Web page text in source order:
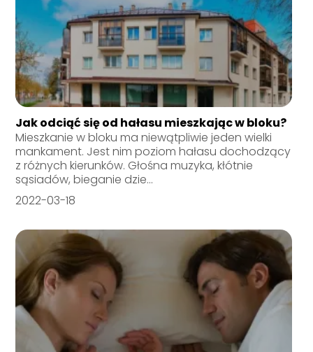
Jak odciąć się od hałasu mieszkając w bloku?
Mieszkanie w bloku ma niewątpliwie jeden wielki
mankament. Jest nim poziom hałasu dochodzący
z różnych kierunków. Głośna muzyka, kłótnie
sąsiadów, bieganie dzie...
2022-03-18